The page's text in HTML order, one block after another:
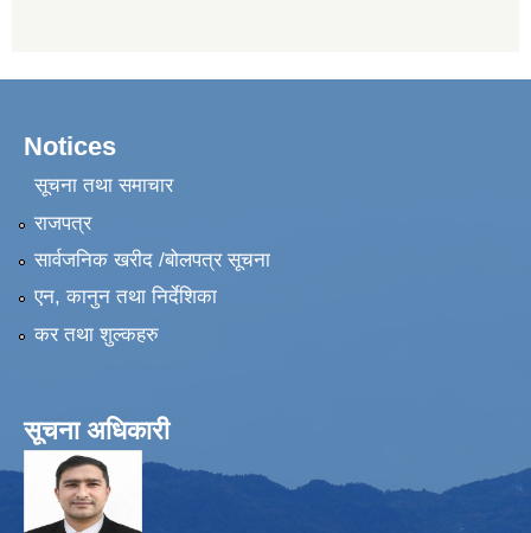
Notices
सूचना तथा समाचार
राजपत्र
सार्वजनिक खरीद /बोलपत्र सूचना
एन, कानुन तथा निर्देशिका
कर तथा शुल्कहरु
सूचना अधिकारी